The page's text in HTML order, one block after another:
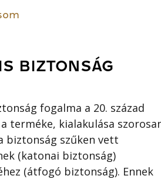
BIZTONSÁG
fogalma a 20. század
terméke, kialakulása
biztonság szűken vett
(katonai biztonság)
(átfogó biztonság). Ennek